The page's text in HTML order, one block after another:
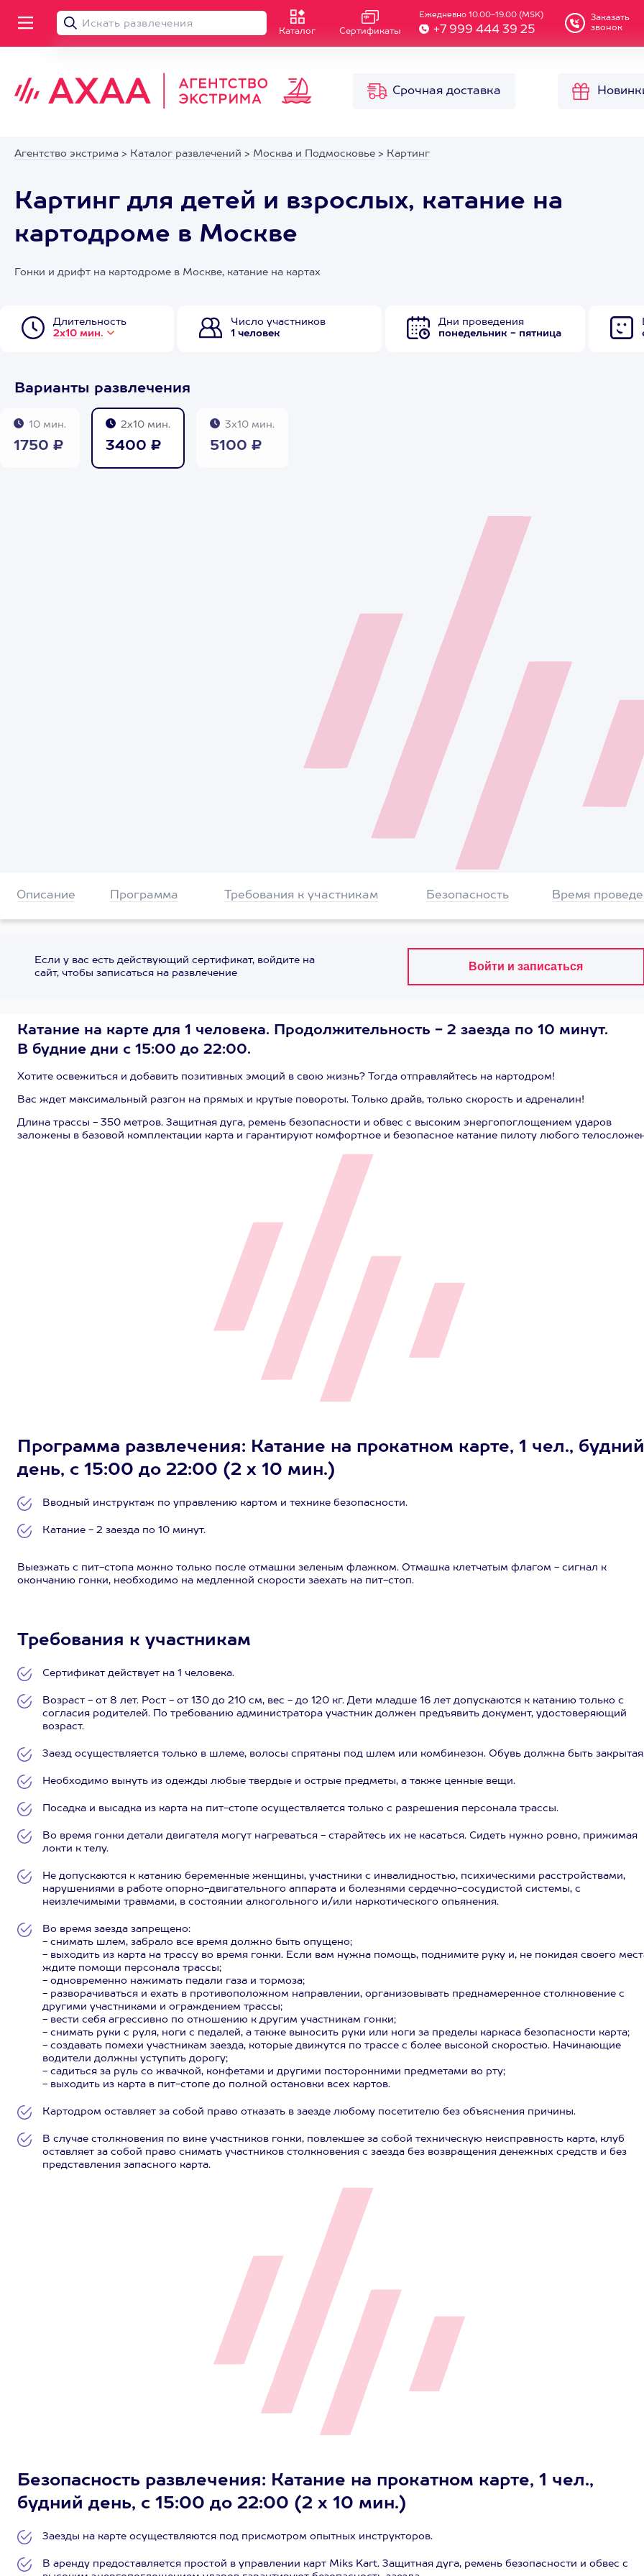
Каталог Сертификаты
Ежедневно 10.00-19.00 (MSK)
+7 999 444 39 25
Заказать
звонок
Срочная доставка
Агентство экстрима > Каталог развлечений > Москва и Подмосковье > Картинг
Картинг для детей и взрослых, катание на
картодроме в Москве
Гонки и дрифт на картодроме в Москве, катание на картах
Длительность
2х10 мин.
Число участников
1 человек
Дни проведения
понедельник - пятница
Варианты развлечения
10 мин.
1750 ₽
2х10 мин.
3400 ₽
3х10 мин.
5100 ₽
Описание Программа Требования к участникам Безопасность Время
Если у вас есть действующий сертификат, войдите на
сайт, чтобы записаться на развлечение
Катание на карте для 1 человека. Продолжительность - 2 заезда по 10 минут.
В будние дни с 15:00 до 22:00.
Хотите освежиться и добавить позитивных эмоций в свою жизнь? Тогда отправляйтесь на картодром!
Вас ждет максимальный разгон на прямых и крутые повороты. Только драйв, только скорость и адреналин!
Длина трассы - 350 метров. Защитная дуга, ремень безопасности и обвес с высоким энергопоглощением ударов
заложены в базовой комплектации карта и гарантируют комфортное и безопасное катание пилоту любого
Программа развлечения: Катание на прокатном карте, 1 чел., будний
день, с 15:00 до 22:00 (2 х 10 мин.)
Вводный инструктаж по управлению картом и технике безопасности.
Катание - 2 заезда по 10 минут.
Выезжать с пит-стопа можно только после отмашки зеленым флажком. Отмашка клетчатым флагом - сигнал к
окончанию гонки, необходимо на медленной скорости заехать на пит-стоп.
Требования к участникам
Сертификат действует на 1 человека.
Возраст - от 8 лет. Рост - от 130 до 210 см, вес - до 120 кг. Дети младше 16 лет допускаются к катанию только с
согласия родителей. По требованию администратора участник должен предъявить документ, удостоверяющий
возраст.
Заезд осуществляется только в шлеме, волосы спрятаны под шлем или комбинезон. Обувь должна быть
Необходимо вынуть из одежды любые твердые и острые предметы, а также ценные вещи.
Посадка и высадка из карта на пит-стопе осуществляется только с разрешения персонала трассы.
Во время гонки детали двигателя могут нагреваться - старайтесь их не касаться. Сидеть нужно ровно, прижимая
локти к телу.
Не допускаются к катанию беременные женщины, участники с инвалидностью, психическими расстройствами,
нарушениями в работе опорно-двигательного аппарата и болезнями сердечно-сосудистой системы, с
неизлечимыми травмами, в состоянии алкогольного и/или наркотического опьянения.
Во время заезда запрещено:
- снимать шлем, забрало все время должно быть опущено;
- выходить из карта на трассу во время гонки. Если вам нужна помощь, поднимите руку и, не покидая своего
ждите помощи персонала трассы;
- одновременно нажимать педали газа и тормоза;
- разворачиваться и ехать в противоположном направлении, организовывать преднамеренное столкновение с
другими участниками и ограждением трассы;
- вести себя агрессивно по отношению к другим участникам гонки;
- снимать руки с руля, ноги с педалей, а также выносить руки или ноги за пределы каркаса безопасности карта;
- создавать помехи участникам заезда, которые движутся по трассе с более высокой скоростью. Начинающие
водители должны уступить дорогу;
- садиться за руль со жвачкой, конфетами и другими посторонними предметами во рту;
- выходить из карта в пит-стопе до полной остановки всех картов.
Картодром оставляет за собой право отказать в заезде любому посетителю без объяснения причины.
В случае столкновения по вине участников гонки, повлекшее за собой техническую неисправность карта, клуб
оставляет за собой право снимать участников столкновения с заезда без возвращения денежных средств и без
представления запасного карта.
Безопасность развлечения: Катание на прокатном карте, 1 чел.,
будний день, с 15:00 до 22:00 (2 х 10 мин.)
Заезды на карте осуществляются под присмотром опытных инструкторов.
В аренду предоставляется простой в управлении карт Miks Kart. Защитная дуга, ремень безопасности и обвес с